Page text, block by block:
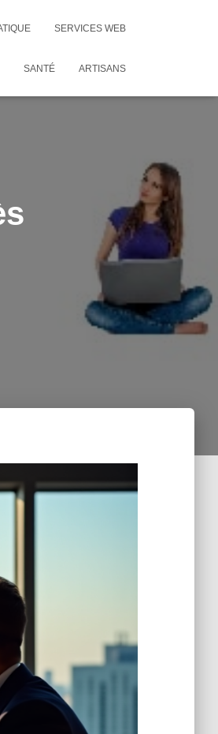
SERVICES WEB
SANTÉ ARTISANS